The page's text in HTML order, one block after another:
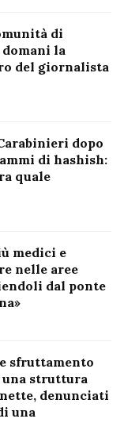
di
la
del giornalista
dopo
di hashish:
quale
medici e
nelle aree
dal ponte
sfruttamento
struttura
denunciati
una